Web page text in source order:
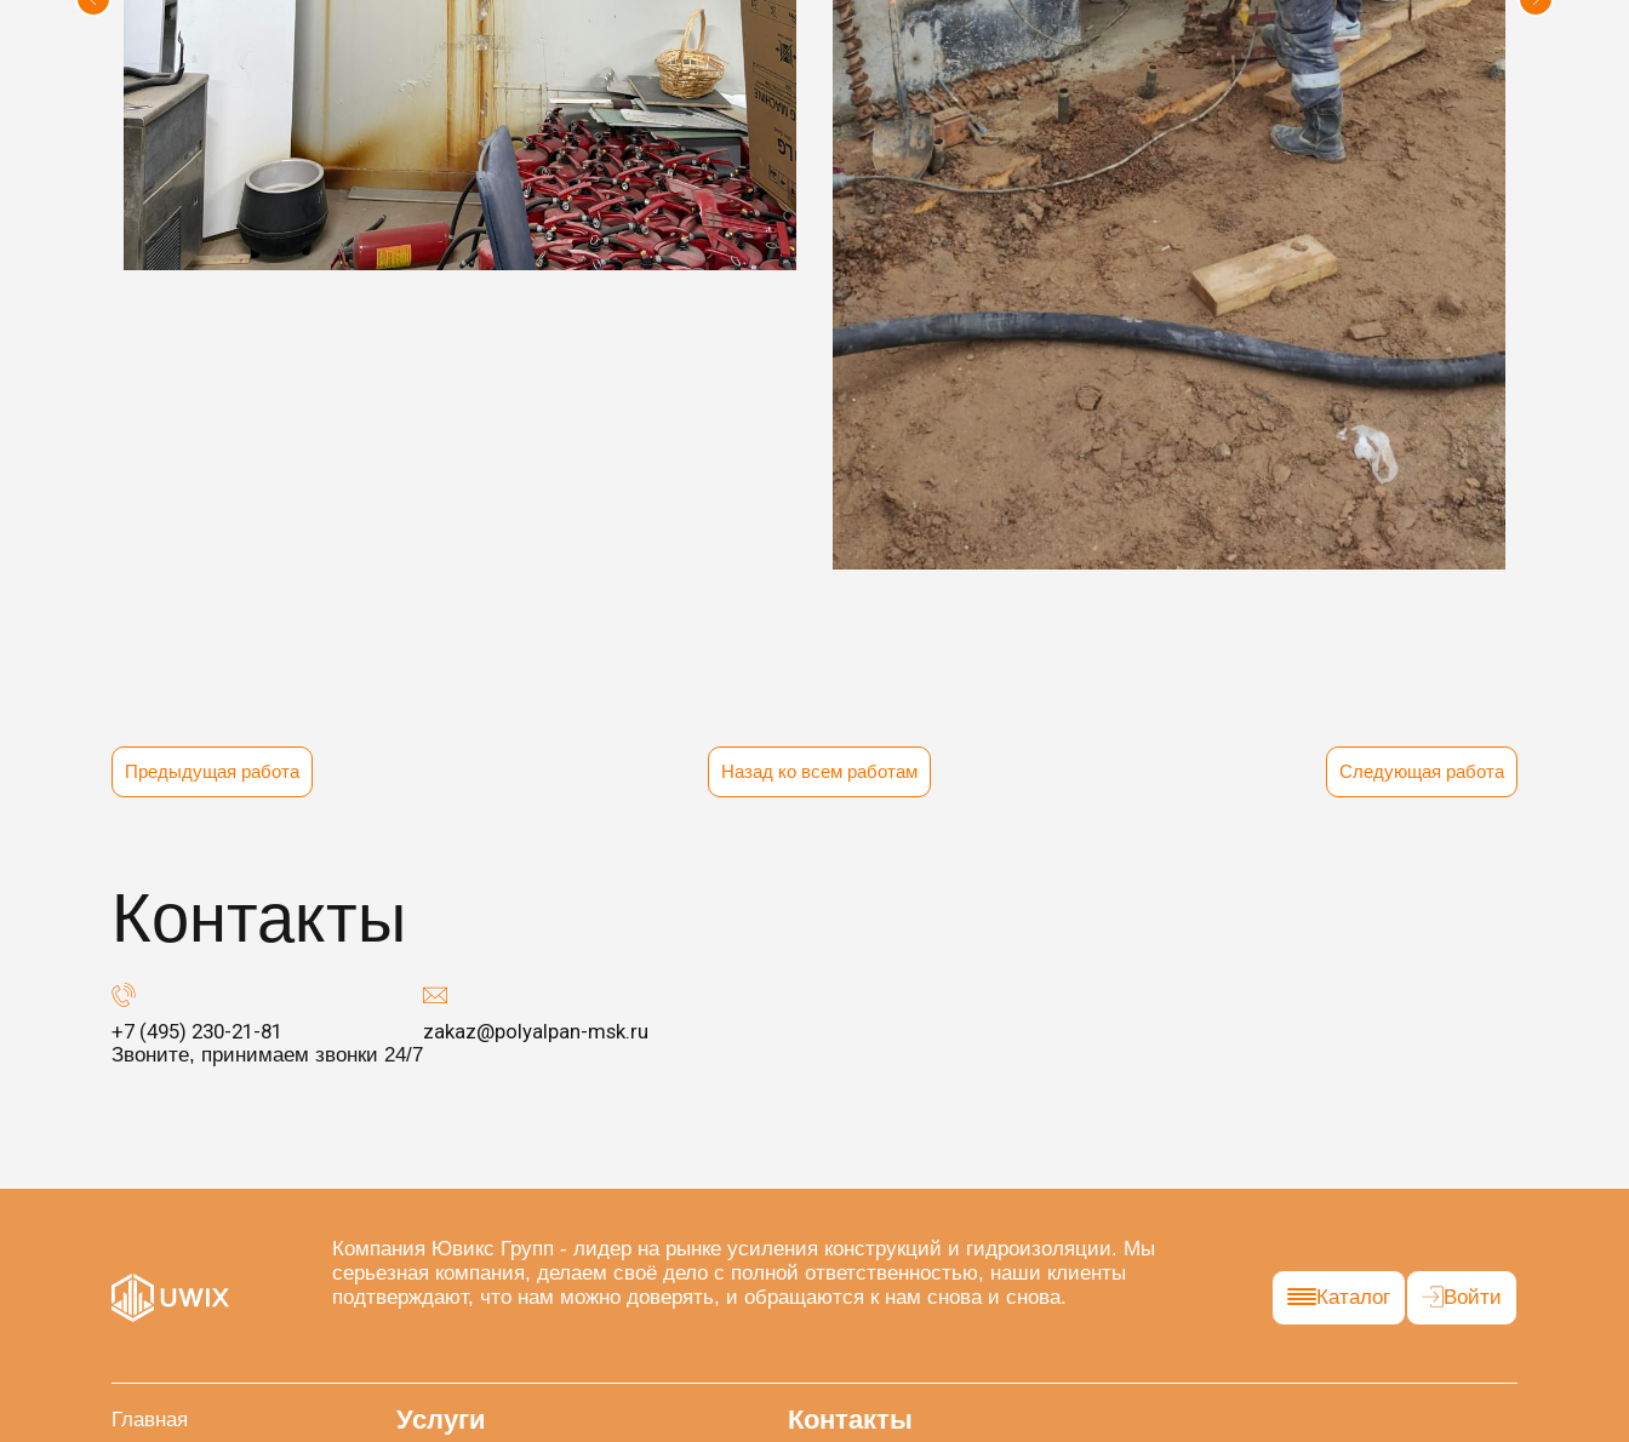
Предыдущая работа Назад ко всем работам Следующая работа
Контакты
+7 (495) 230-21-81
Звоните, принимаем звонки 24/7
zakaz@polyalpan-msk.ru
Компания Ювикс Групп - лидер на рынке усиления конструкций и гидроизоляции. Мы
серьезная компания, делаем своё дело с полной ответственностью, наши клиенты
подтверждают, что нам можно доверять, и обращаются к нам снова и снова.
Каталог Войти
Главная Услуги Контакты